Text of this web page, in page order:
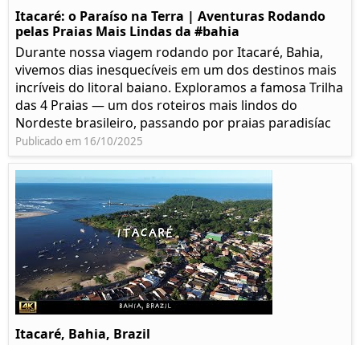
Itacaré: o Paraíso na Terra | Aventuras Rodando
pelas Praias Mais Lindas da #bahia
Durante nossa viagem rodando por Itacaré, Bahia,
vivemos dias inesquecíveis em um dos destinos mais
incríveis do litoral baiano. Exploramos a famosa Trilha
das 4 Praias — um dos roteiros mais lindos do
Nordeste brasileiro, passando por praias paradisíac
Publicado em 16/10/2025
Itacaré, Bahia, Brazil